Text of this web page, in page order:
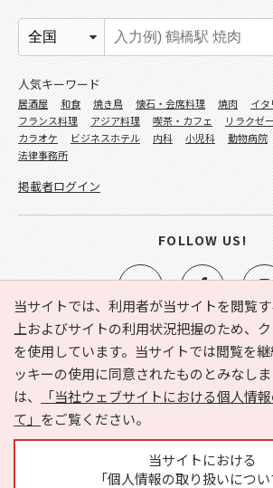
当サイトでは、利用者が当サイトを閲覧
上およびサイトの利用状況把握のため、
を使用しています。当サイトでは閲覧を
ッキーの使用に同意されたものとみなし
は、
「当社ウェブサイトにおける個人情
て」 をご覧ください。
当サイトにおける
「個人情報の取り扱いにつ
e-NAVITA（イーナビタ）とは？ お気に入
利用規約
個人情報の取り扱いについて
サイトマップ
広告掲載に関するお問
人気キーワード
居酒屋 和食 焼き鳥 懐石・会席料理 焼肉
イ
フランス料理
アジア料理 喫茶・カフェ リラクゼ
カラオケ
ビジネスホテル 内科 小児科 動物病院
法律事務所
掲載者ログイン
FOLLOW US!